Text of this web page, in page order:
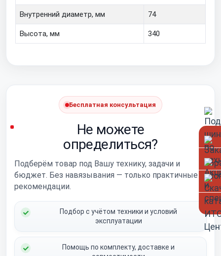
Внутренний диаметр, мм 74
Высота, мм 340
Бесплатная консультация
Не можете
определиться?
Подберём товар под Вашу технику, задачи и
бюджет. Без навязывания — только практичные
рекомендации.
Подбор с учётом техники и условий
эксплуатации
Помощь по комплекту, доставке и